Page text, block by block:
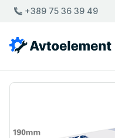
+389 75 36 39 49